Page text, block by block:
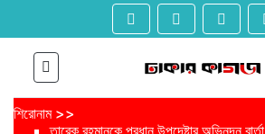
শিরোনাম >>
তারেক রহমানকে প্রধান উপদেষ্টার অভিনন্দন বার্তা